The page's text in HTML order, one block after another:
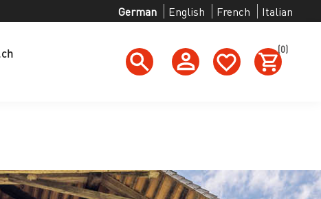
German English French Italian
(0)